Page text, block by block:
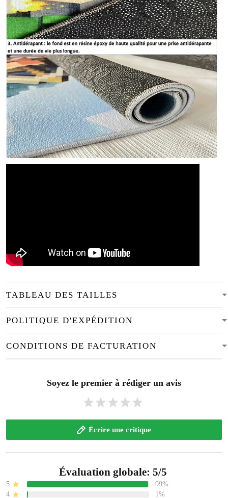
TABLEAU DES TAILLES
POLITIQUE D'EXPÉDITION
CONDITIONS DE FACTURATION
Soyez le premier à rédiger un avis
Écrire une critique
Évaluation globale: 5/5
5
99%
4
1%